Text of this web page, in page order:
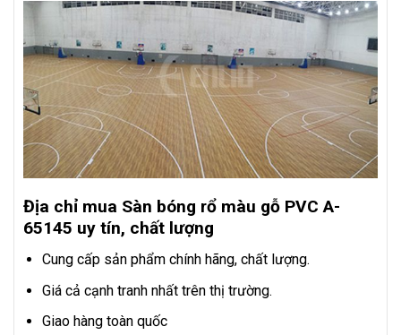
Địa chỉ mua Sàn bóng rổ màu gỗ PVC A-
65145 uy tín, chất lượng
Cung cấp sản phẩm chính hãng, chất lượng.
Giá cả cạnh tranh nhất trên thị trường.
Giao hàng toàn quốc